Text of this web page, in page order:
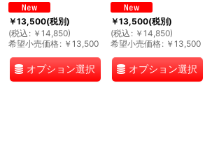
￥13,500(税別)
(税込 : ￥ 14,850)
希望小売価格: ￥ 13,500
オプション選択
￥13,500(税別)
(税込 : ￥ 14,850)
希望小売価格: ￥ 13,500
オプション選択